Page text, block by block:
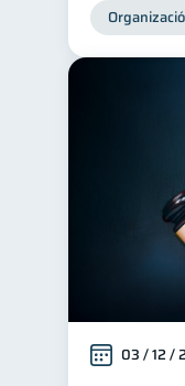
Retiro
Gasto
03 / 12 /